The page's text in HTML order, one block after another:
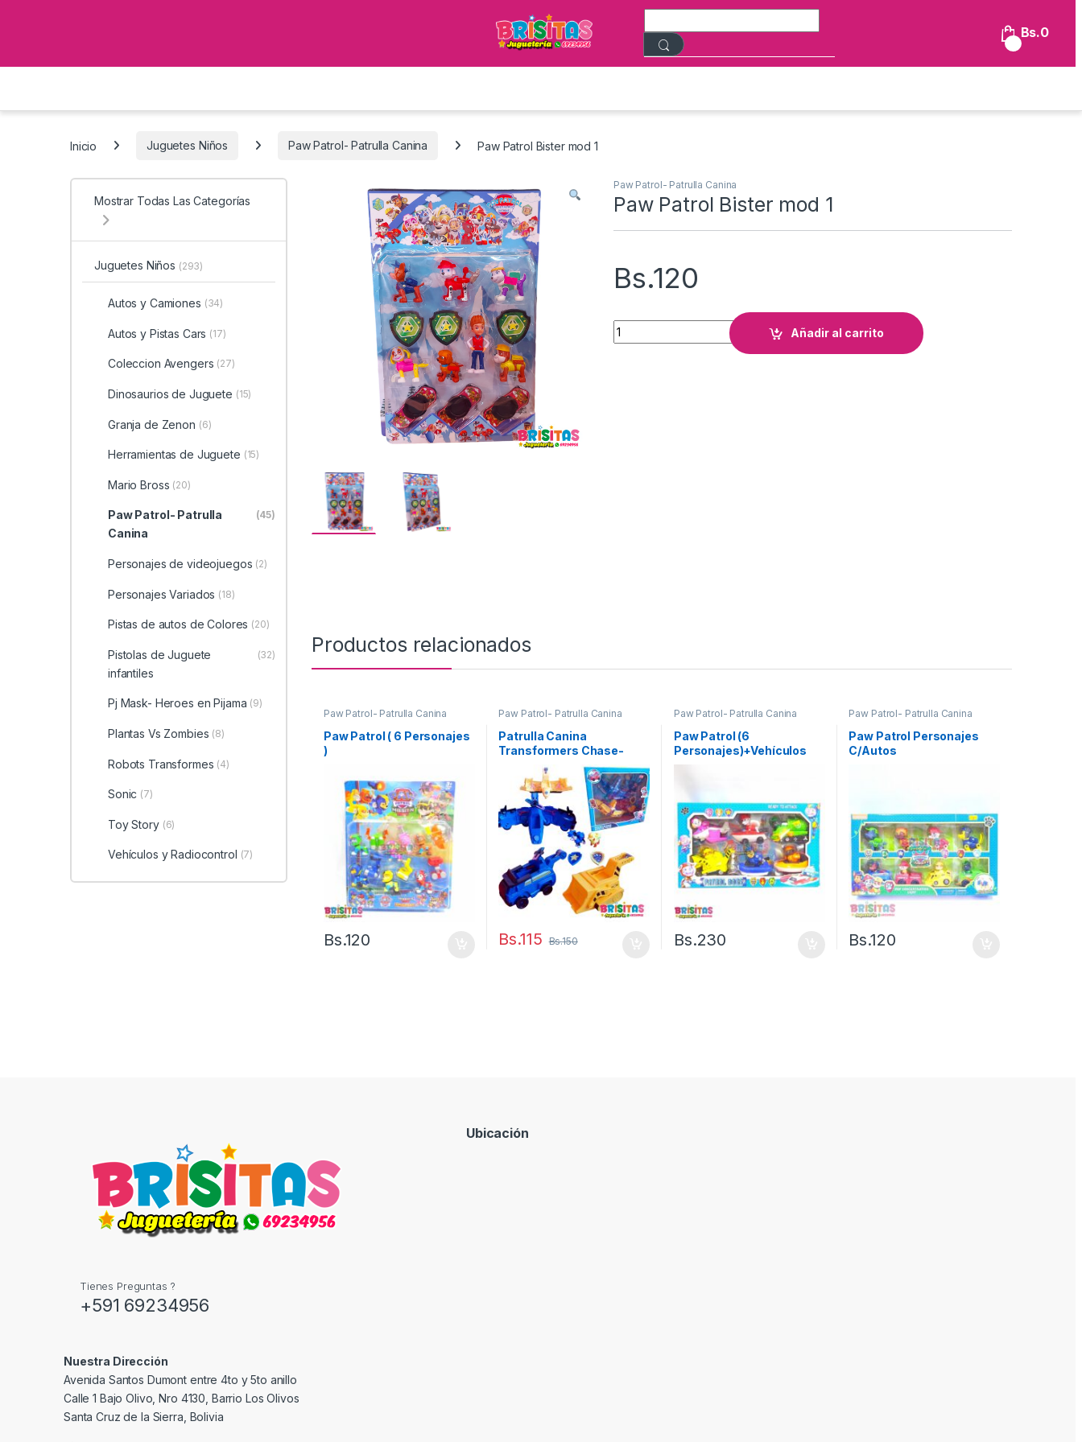
Bs.0
Inicio Juguetes Niños Paw Patrol- Patrulla Canina Paw Patrol Bister mod 1
Paw Patrol- Patrulla Canina
Paw Patrol Bister mod 1
Bs.120
Paw Patrol Bister mod 1 cantidad
Añadir al carrito
Productos relacionados
Paw Patrol- Patrulla Canina
Paw Patrol ( 6 Personajes
)
Bs.120
Paw Patrol- Patrulla Canina
Patrulla Canina
Transformers Chase-
Bs.115 Bs.150
Paw Patrol- Patrulla Canina
Paw Patrol (6
Personajes)+Vehículos
Bs.230
Paw Patrol- Patrulla Canina
Paw Patrol Personajes
C/Autos
Bs.120
Mostrar Todas Las Categorías
Juguetes Niños (293)
Autos y Camiones (34)
Autos y Pistas Cars (17)
Coleccion Avengers (27)
Dinosaurios de Juguete (15)
Granja de Zenon (6)
Herramientas de Juguete (15)
Mario Bross (20)
Paw Patrol- Patrulla
Canina
(45)
Personajes de videojuegos (2)
Personajes Variados (18)
Pistas de autos de Colores (20)
Pistolas de Juguete
infantiles
(32)
Pj Mask- Heroes en Pijama (9)
Plantas Vs Zombies (8)
Robots Transformes (4)
Sonic (7)
Toy Story (6)
Vehículos y Radiocontrol (7)
Tienes Preguntas ?
+591 69234956
Nuestra Dirección
Avenida Santos Dumont entre 4to y 5to anillo
Calle 1 Bajo Olivo, Nro 4130, Barrio Los Olivos
Santa Cruz de la Sierra, Bolivia
Ubicación